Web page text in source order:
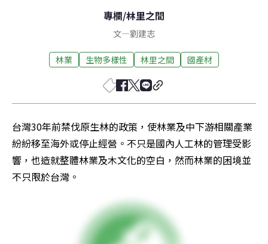
專欄/林里之間
文—劉建志
林業 生物多樣性 林里之間 國產材
台灣30年前禁伐原生林的政策，使林業及中下游相關產業
紛紛移至海外或停止經營。不只是國內人工林的管理受影
響，也造就整體林業及木文化的空白，然而林業的困境並
不只限於台灣。